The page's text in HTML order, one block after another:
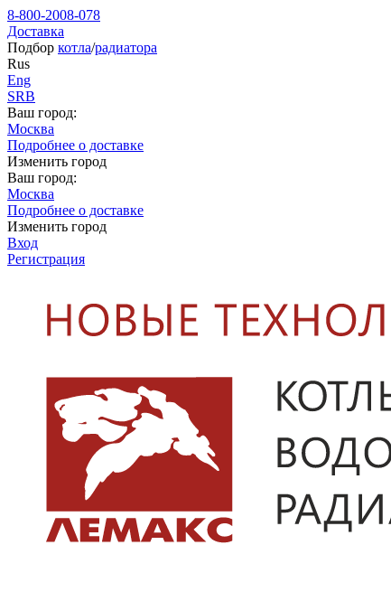
8-800-2008-078
Доставка
Подбор котла/радиатора
Rus
Eng
SRB
Ваш город:
Москва
Подробнее о доставке
Изменить город
Ваш город:
Москва
Подробнее о доставке
Изменить город
Вход
Регистрация